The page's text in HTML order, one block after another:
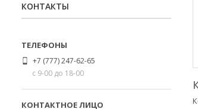
КОНТАКТЫ
+7 (777) 247-62-65
с 9-00 до 18-00